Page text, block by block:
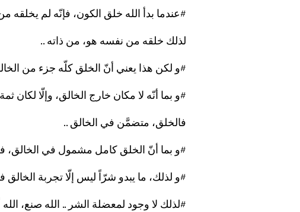
#عندما بدأ الله خلق الكون، فإنّه لم يخلقه
لذلك خلقه من نفسه هو، من ذاته ..
#و لكن هذا يعني أنّ الخلق كلّه جزء من
#و بما أنّه لا مكان خارج الخالق، وإلّا لكان
فالخلق، متضمَّن في الخالق ..
#و بما أنّ الخلق كامل مشمول في الخالق،
#و لذلك، ما يبدو شرّاً ليس إلّا تجربة
#لذلك لا وجود لمعضلة الشر .. الله صنع،